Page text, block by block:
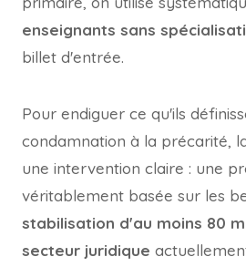
enseignants sans
billet d'entrée.
Pour endiguer ce qu'ils
condamnation à la précarité,
une intervention claire : une
véritablement basée sur les
stabilisation d'au moins 80
secteur juridique